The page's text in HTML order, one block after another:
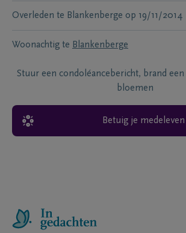
Overleden te Blankenberge op 19/11/2014
Woonachtig te Blankenberge
Stuur een condoléancebericht, brand een
bloemen
Betuig je medeleven